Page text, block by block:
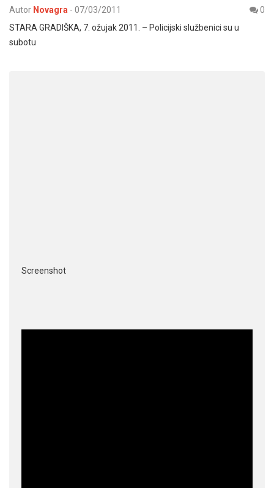
Autor Novagra - 07/03/2011
0
STARA GRADIŠKA, 7. ožujak 2011. – Policijski službenici su u
subotu
Screenshot